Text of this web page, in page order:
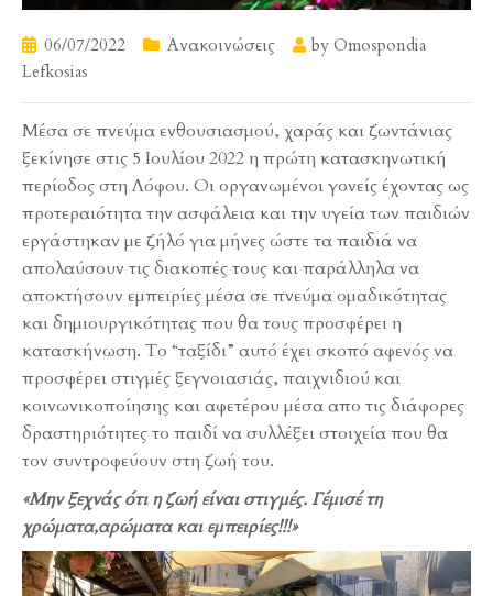
06/07/2022 Ανακοινώσεις by Omospondia
Lefkosias
Μέσα σε πνεύμα ενθουσιασμού, χαράς και ζωντάνιας
ξεκίνησε στις 5 Ιουλίου 2022 η πρώτη κατασκηνωτική
περίοδος στη Λόφου. Οι οργανωμένοι γονείς έχοντας ως
προτεραιότητα την ασφάλεια και την υγεία των παιδιών
εργάστηκαν με ζήλό για μήνες ώστε τα παιδιά να
απολαύσουν τις διακοπές τους και παράλληλα να
αποκτήσουν εμπειρίες μέσα σε πνεύμα ομαδικότητας
και δημιουργικότητας που θα τους προσφέρει η
κατασκήνωση. Το “ταξίδι” αυτό έχει σκοπό αφενός να
προσφέρει στιγμές ξεγνοιασιάς, παιχνιδιού και
κοινωνικοποίησης και αφετέρου μέσα απο τις διάφορες
δραστηριότητες το παιδί να συλλέξει στοιχεία που θα
τον συντροφεύουν στη ζωή του.
«Μην ξεχνάς ότι η ζωή είναι στιγμές. Γέμισέ τη
χρώματα,αρώματα και εμπειρίες!!!»